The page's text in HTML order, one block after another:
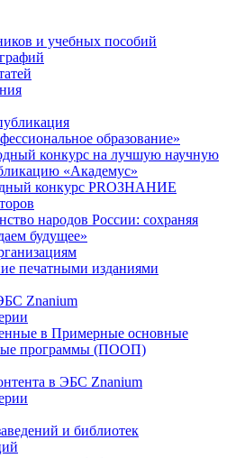
и учебных пособий
образование»
конкурс на лучшую научную
«Академус»
конкурс PROЗНАНИЕ
народов России: сохраняя
будущее»
печатными изданиями
Znanium
в Примерные основные
программы (ПООП)
в ЭБС Znanium
и библиотек